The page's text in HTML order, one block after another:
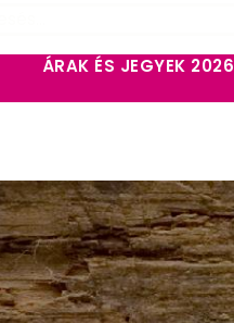
ÁRAK ÉS JEGYEK 2026